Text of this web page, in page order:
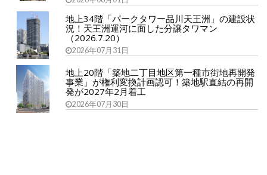
地上34階「パークタワー品川天王洲」の建設状
況！天王洲運河に面した分譲タワマン
（2026.7.20）
2026年07月31日
地上20階「築地二丁目地区第一種市街地再開発
事業」が権利変換計画認可！築地駅直結の再開
発が2027年2月着工
2026年07月30日